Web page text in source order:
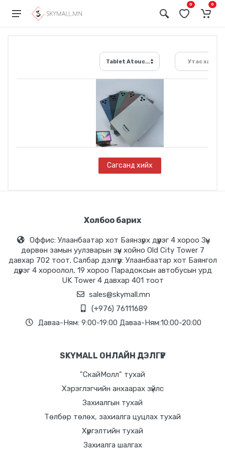
0 0
Tablet Atouch X19 pro /Бүрэн багц/ Утас хайх...
Сагсанд хийх
Холбоо барих
Оффис: Улаанбаатар хот Баянзүрх дүүрэг 4 хороо Зүүн
дөрвөн замын уулзварын зүүн хойно Old City Tower 7
давхар 702 тоот. Салбар дэлгүүр: Улаанбаатар хот Баянгол
дүүрэг 4 хороолол, 19 хороо Парадоксын автобусын урд
UK Tower 4 давхар 401 тоот
sales@skymall.mn
(+976) 76111689
Даваа-Ням: 9:00-19:00 Даваа-Ням:10:00-20:00
SKYMALL ОНЛАЙН ДЭЛГҮҮР
"СкайМолл" тухай
Хэрэглэгчийн анхаарах зүйлс
Захиалгын тухай
Төлбөр төлөх, захиалга цуцлах тухай
Хүргэлтийн тухай
Захиалга шалгах